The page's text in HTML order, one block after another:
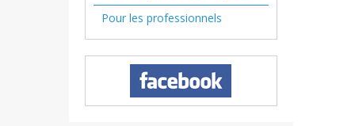
Pour les professionnels